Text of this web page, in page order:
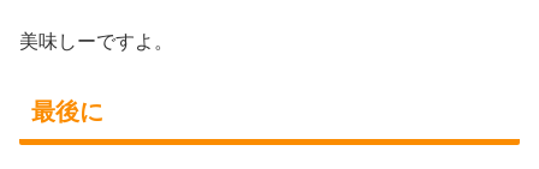
美味しーですよ。
最後に